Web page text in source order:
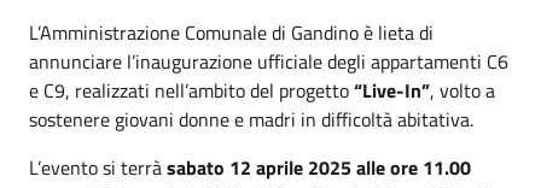
L’Amministrazione Comunale di Gandino è lieta di
annunciare l’inaugurazione ufficiale degli appartamenti C6
e C9, realizzati nell’ambito del progetto“Live-In”, volto a
sostenere giovani donne e madri in difficoltà abitativa.
L’evento si terràsabato 12 aprile 2025 alle ore 11.00